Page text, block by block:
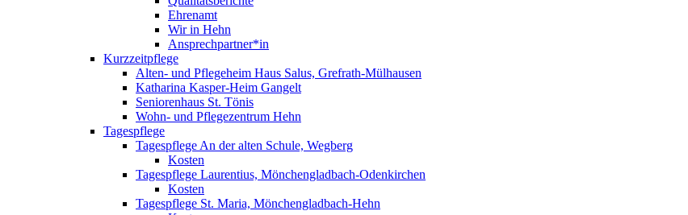
Ehrenamt
Wir in Hehn
Ansprechpartner*in
Kurzzeitpflege
Alten- und Pflegeheim Haus Salus, Grefrath-Mülhausen
Katharina Kasper-Heim Gangelt
Seniorenhaus St. Tönis
Wohn- und Pflegezentrum Hehn
Tagespflege
Tagespflege An der alten Schule, Wegberg
Kosten
Tagespflege Laurentius, Mönchengladbach-Odenkirchen
Kosten
Tagespflege St. Maria, Mönchengladbach-Hehn